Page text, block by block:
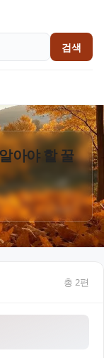
검색
아야 할 꿀
총 2편